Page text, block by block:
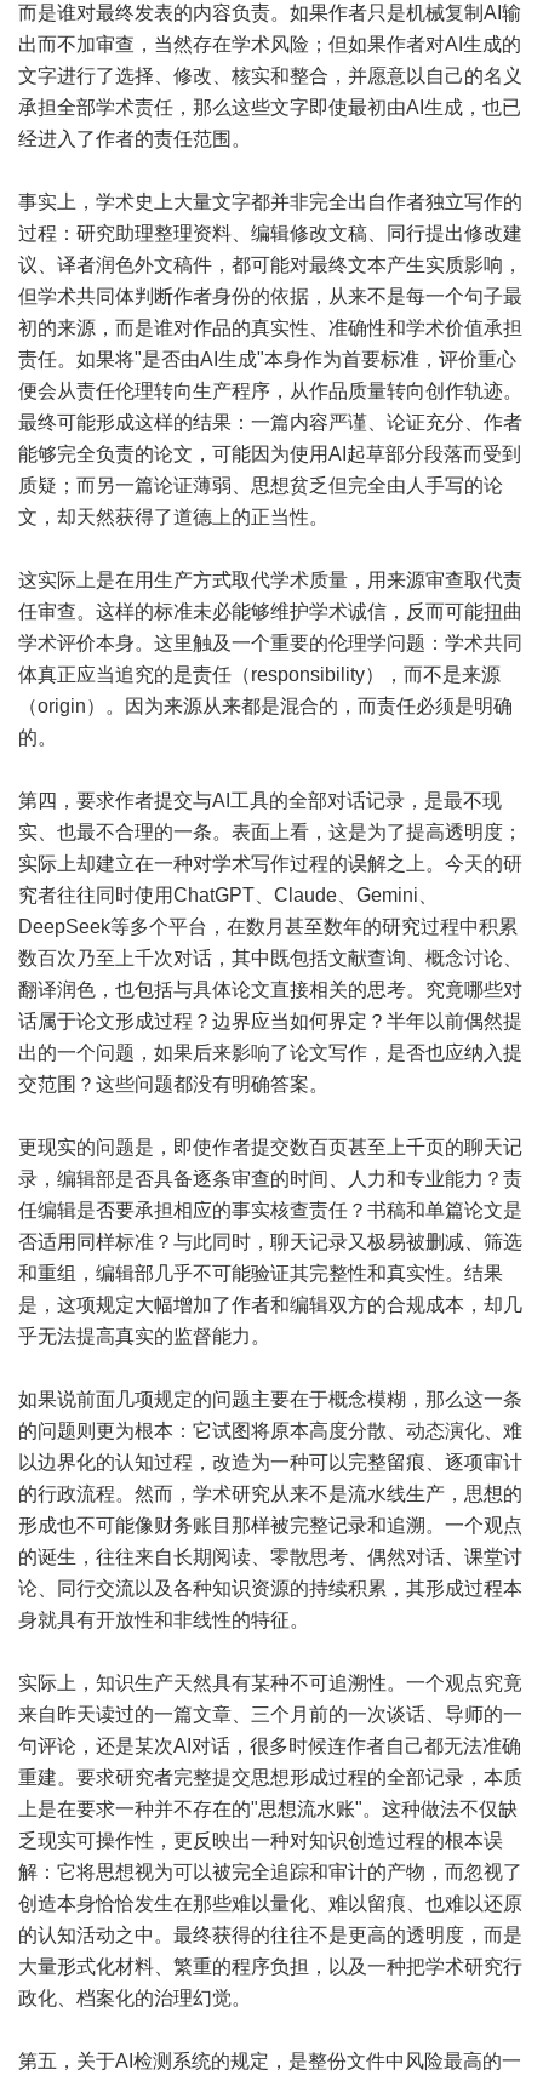
而是谁对最终发表的内容负责。如果作者只是机械复制AI输
出而不加审查，当然存在学术风险；但如果作者对AI生成的
文字进行了选择、修改、核实和整合，并愿意以自己的名义
承担全部学术责任，那么这些文字即使最初由AI生成，也已
经进入了作者的责任范围。
事实上，学术史上大量文字都并非完全出自作者独立写作的
过程：研究助理整理资料、编辑修改文稿、同行提出修改建
议、译者润色外文稿件，都可能对最终文本产生实质影响，
但学术共同体判断作者身份的依据，从来不是每一个句子最
初的来源，而是谁对作品的真实性、准确性和学术价值承担
责任。如果将"是否由AI生成"本身作为首要标准，评价重心
便会从责任伦理转向生产程序，从作品质量转向创作轨迹。
最终可能形成这样的结果：一篇内容严谨、论证充分、作者
能够完全负责的论文，可能因为使用AI起草部分段落而受到
质疑；而另一篇论证薄弱、思想贫乏但完全由人手写的论
文，却天然获得了道德上的正当性。
这实际上是在用生产方式取代学术质量，用来源审查取代责
任审查。这样的标准未必能够维护学术诚信，反而可能扭曲
学术评价本身。这里触及一个重要的伦理学问题：学术共同
体真正应当追究的是责任（responsibility），而不是来源
（origin）。因为来源从来都是混合的，而责任必须是明确
的。
第四，要求作者提交与AI工具的全部对话记录，是最不现
实、也最不合理的一条。表面上看，这是为了提高透明度；
实际上却建立在一种对学术写作过程的误解之上。今天的研
究者往往同时使用ChatGPT、Claude、Gemini、
DeepSeek等多个平台，在数月甚至数年的研究过程中积累
数百次乃至上千次对话，其中既包括文献查询、概念讨论、
翻译润色，也包括与具体论文直接相关的思考。究竟哪些对
话属于论文形成过程？边界应当如何界定？半年以前偶然提
出的一个问题，如果后来影响了论文写作，是否也应纳入提
交范围？这些问题都没有明确答案。
更现实的问题是，即使作者提交数百页甚至上千页的聊天记
录，编辑部是否具备逐条审查的时间、人力和专业能力？责
任编辑是否要承担相应的事实核查责任？书稿和单篇论文是
否适用同样标准？与此同时，聊天记录又极易被删减、筛选
和重组，编辑部几乎不可能验证其完整性和真实性。结果
是，这项规定大幅增加了作者和编辑双方的合规成本，却几
乎无法提高真实的监督能力。
如果说前面几项规定的问题主要在于概念模糊，那么这一条
的问题则更为根本：它试图将原本高度分散、动态演化、难
以边界化的认知过程，改造为一种可以完整留痕、逐项审计
的行政流程。然而，学术研究从来不是流水线生产，思想的
形成也不可能像财务账目那样被完整记录和追溯。一个观点
的诞生，往往来自长期阅读、零散思考、偶然对话、课堂讨
论、同行交流以及各种知识资源的持续积累，其形成过程本
身就具有开放性和非线性的特征。
实际上，知识生产天然具有某种不可追溯性。一个观点究竟
来自昨天读过的一篇文章、三个月前的一次谈话、导师的一
句评论，还是某次AI对话，很多时候连作者自己都无法准确
重建。要求研究者完整提交思想形成过程的全部记录，本质
上是在要求一种并不存在的"思想流水账"。这种做法不仅缺
乏现实可操作性，更反映出一种对知识创造过程的根本误
解：它将思想视为可以被完全追踪和审计的产物，而忽视了
创造本身恰恰发生在那些难以量化、难以留痕、也难以还原
的认知活动之中。最终获得的往往不是更高的透明度，而是
大量形式化材料、繁重的程序负担，以及一种把学术研究行
政化、档案化的治理幻觉。
第五，关于AI检测系统的规定，是整份文件中风险最高的一